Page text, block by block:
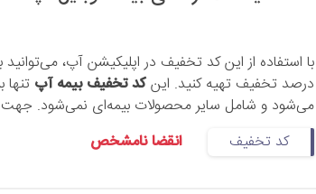
با استفاده از اینکد تخفیف
درصد تخفیف تهیه کنید. اینکد تخفیف بیمه آپ تنها
می‌شود و شامل سایر محصولات بیمه‌ای نمی‌شود. جهت
کد تخفیف
انقضا نامشخص